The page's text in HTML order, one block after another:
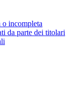
o incompleta
da parte dei titolari